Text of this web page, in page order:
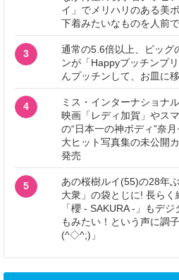
イ」でメリハリのある美
下着みたいなものを人前
3
通常の5.6倍以上、ビッグ
ンが「Happyプッチンプ
んプッチンして、お皿に
4
ミス・インターナショナ
映画「レディ加賀」やス
の“日本一の神ボディ”奈
大ヒット写真集の未公開
発売
5
あの桜樹ルイ(55)の28年
大衆」の袋とじに! 長ら
「櫻 - SAKURA -」もデ
もみたい！という声に調
(^◇^;)」